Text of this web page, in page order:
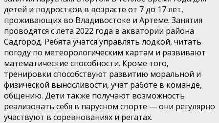
детей и подростков в возрасте от 7 до 17 лет,
проживающих во Владивостоке и Артеме. Занятия
проводятся с лета 2022 года в акватории района
Садгород. Ребята учатся управлять лодкой, читать
погоду по метеорологическим картам и развивают
математические способности. Кроме того,
тренировки способствуют развитию моральной и
физической выносливости, учат работе в команде,
общению. Дети также получают возможность
реализовать себя в парусном спорте — они регулярно
участвуют в соревнованиях и регатах.